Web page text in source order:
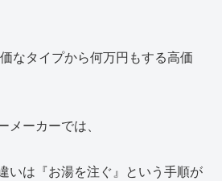
なタイプから何万円もする高価
ーカーでは、
いは『お湯を注ぐ』という手順が